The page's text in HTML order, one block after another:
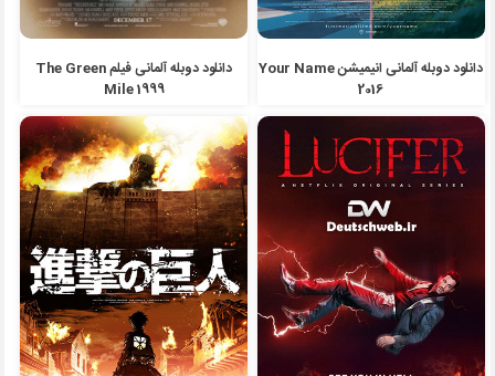
دانلود دوبله آلمانی انیمیشن Your Name
2016
دانلود دوبله آلمانی فیلم The Green
Mile 1999